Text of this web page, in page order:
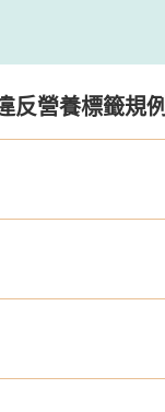
反營養標籤規例